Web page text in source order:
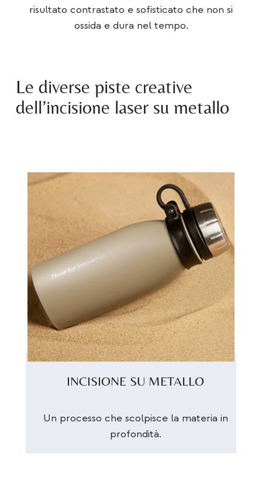
risultato contrastato e sofisticato che non si
ossida e dura nel tempo.
Le diverse piste creative
dell’incisione laser su metallo
INCISIONE SU METALLO
Un processo che scolpisce la materia in
profondità.